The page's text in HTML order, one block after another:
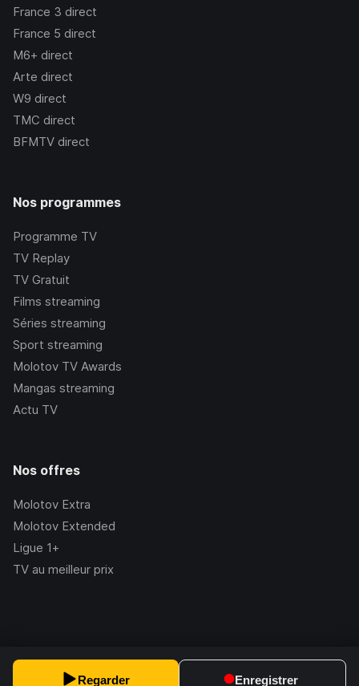
Regarder Enregistrer
France 3 direct
France 5 direct
M6+ direct
Arte direct
W9 direct
TMC direct
BFMTV direct
Nos programmes
Programme TV
TV Replay
TV Gratuit
Films streaming
Séries streaming
Sport streaming
Molotov TV Awards
Mangas streaming
Actu TV
Nos offres
Molotov Extra
Molotov Extended
Ligue 1+
TV au meilleur prix
2.228.1